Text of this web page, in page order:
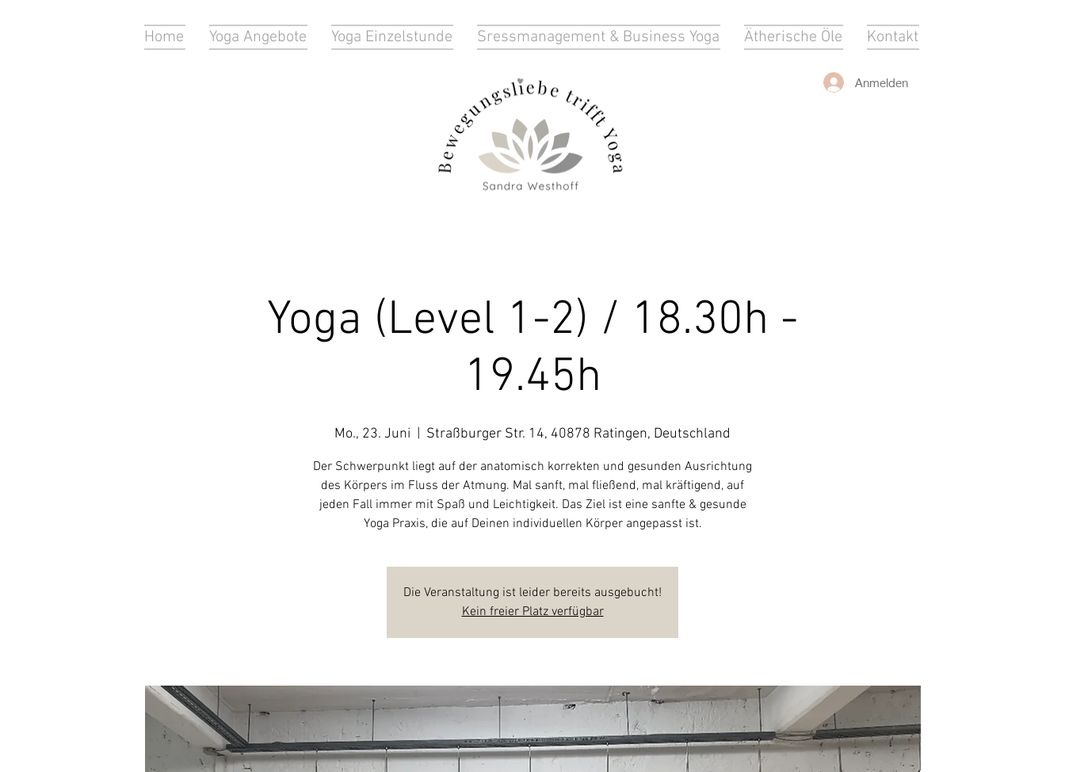
Home Yoga Angebote Yoga Einzelstunde Sressmanagement & Business Yoga Ätherische Öle Kontakt
Anmelden
Yoga (Level 1-2) / 18.30h -
19.45h
Mo., 23. Juni Straßburger Str. 14, 40878 Ratingen, Deutschland
Der Schwerpunkt liegt auf der anatomisch korrekten und gesunden Ausrichtung
des Körpers im Fluss der Atmung. Mal sanft, mal fließend, mal kräftigend, auf
jeden Fall immer mit Spaß und Leichtigkeit. Das Ziel ist eine sanfte & gesunde
Yoga Praxis, die auf Deinen individuellen Körper angepasst ist.
Die Veranstaltung ist leider bereits ausgebucht!
Kein freier Platz verfügbar